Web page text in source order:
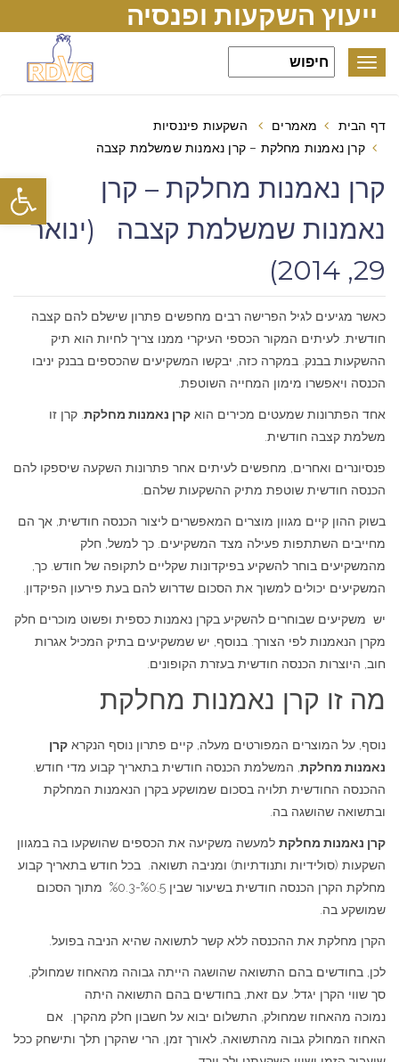
פתח
ייעוץ השקעות ופנסיה
Toggle
דף הבית מאמרים
השקעות פיננסיות
קרן נאמנות מחלקת – קרן נאמנות שמשלמת קצבה
קרן נאמנות מחלקת – קרן
נאמנות שמשלמת קצבה (ינואר
29, 2014)
כאשר מגיעים לגיל הפרישה רבים מחפשים פתרון שישלם להם קצבה
חודשית. לעיתים המקור הכספי העיקרי ממנו צריך לחיות הוא תיק
ההשקעות בבנק. במקרה כזה, יבקשו המשקיעים שהכספים בבנק יניבו
הכנסה ויאפשרו מימון המחייה השוטפת.
אחד הפתרונות שמעטים מכירים הוא קרן נאמנות מחלקת . קרן זו
משלמת קצבה חודשית.
פנסיונרים ואחרים, מחפשים לעיתים אחר פתרונות השקעה שיספקו להם
הכנסה חודשית שוטפת מתיק ההשקעות שלהם.
בשוק ההון קיים מגוון מוצרים המאפשרים ליצור הכנסה חודשית, אך הם
מחייבים השתתפות פעילה מצד המשקיעים. כך למשל, חלק
מהמשקיעים בוחר להשקיע בפיקדונות שקליים לתקופה של חודש. כך,
המשקיעים יכולים למשוך את הסכום שדרוש להם בעת פירעון הפיקדון.
יש משקיעים שבוחרים להשקיע בקרן נאמנות כספית ופשוט מוכרים חלק
מקרן הנאמנות לפי הצורך. בנוסף, יש שמשקיעים בתיק המכיל אגרות
חוב, היוצרות הכנסה חודשית בעזרת הקופונים.
מה זו קרן נאמנות מחלקת
נוסף, על המוצרים המפורטים מעלה, קיים פתרון נוסף הנקרא קרן
נאמנות מחלקת , המשלמת הכנסה חודשית בתאריך קבוע מדי חודש.
ההכנסה החודשית תלויה בסכום שמושקע בקרן הנאמנות המחלקת
ובתשואה שהושגה בה.
קרן נאמנות מחלקת למעשה משקיעה את הכספים שהושקעו בה במגוון
השקעות (סולידיות ותנודתיות) ומניבה תשואה. בכל חודש בתאריך קבוע
מחלקת הקרן הכנסה חודשית בשיעור שבין %0.5-%0.3 מתוך הסכום
שמושקע בה.
הקרן מחלקת את ההכנסה ללא קשר לתשואה שהיא הניבה בפועל.
לכן, בחודשים בהם התשואה שהושגה הייתה גבוהה מהאחוז שמחולק,
סך שווי הקרן יגדל. עם זאת, בחודשים בהם התשואה היתה
נמוכה מהאחוז שמחולק, התשלום יבוא על חשבון חלק מהקרן. אם
האחוז המחולק גבוה מהתשואה, לאורך זמן, הרי שהקרן תלך ותישחק ככל